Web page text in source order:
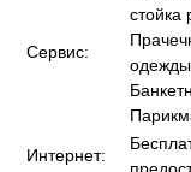
Сервис:
стойка
Интернет: